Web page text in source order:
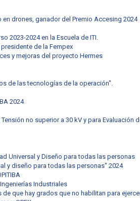
drones, ganador del Premio Accesing 2024
2023-2024 en la Escuela de ITI.
de la Fempex
y mejoras del proyecto Hermes
de las tecnologías de la operación".
2024
no superior a 30 kV y para Evaluación
Universal y Diseño para todas las personas
y diseño para todas las personas" 2024
Industriales
que hay grados que no habilitan para